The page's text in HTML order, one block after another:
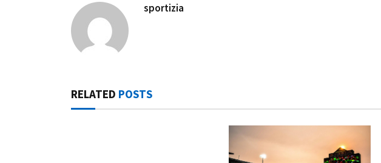
sportizia
RELATED POSTS